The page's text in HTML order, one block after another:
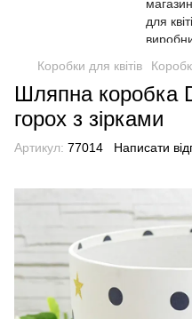
Коробки для квітів
Шляпна коробка
горох з зірками
Артикул: 77014 Написати